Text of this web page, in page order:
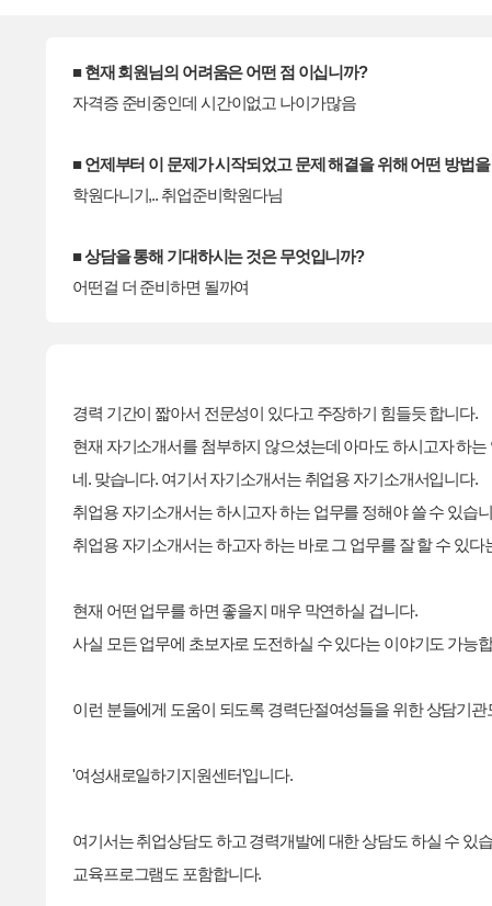
■ 현재 회원님의 어려움은 어떤 점 이십니까?
자격증 준비중인데 시간이없고 나이가많음
■ 언제부터 이 문제가 시작되었고 문제 해결을 위해 어떤 방법
학원다니기,.. 취업준비학원다님
■ 상담을 통해 기대하시는 것은 무엇입니까?
어떤걸 더 준비하면 될까여
경력 기간이 짧아서 전문성이 있다고 주장하기 힘들듯 합니다.
현재 자기소개서를 첨부하지 않으셨는데 아마도 하시고자 하
네. 맞습니다. 여기서 자기소개서는 취업용 자기소개서입니다.
취업용 자기소개서는 하시고자 하는 업무를 정해야 쓸 수 있습
취업용 자기소개서는 하고자 하는 바로 그 업무를 잘 할 수 있
현재 어떤 업무를 하면 좋을지 매우 막연하실 겁니다.
사실 모든 업무에 초보자로 도전하실 수 있다는 이야기도 가능
이런 분들에게 도움이 되도록 경력단절여성들을 위한 상담기관
'여성새로일하기지원센터'입니다.
여기서는 취업상담도 하고 경력개발에 대한 상담도 하실 수 있
교육프로그램도 포함합니다.